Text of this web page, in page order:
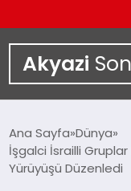
Akyazi
SIYASET
Ana Sayfa Dünya
İşgalci İsrailli
Yürüyüşü Düzenledi